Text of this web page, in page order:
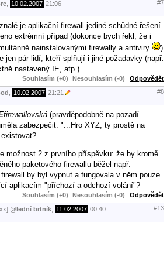
10.02.2007 21:06 #7
je aplikační firewall jediné schůdné řešení.
extrémní případ (dokonce bych řekl, že i
nainstalovanými firewally a antiviry
)
jen pár lidí, kteří splňují i jiné požadavky (např.
nastavený IE, atp.)
Souhlasím (+0) Nesouhlasím (-0) Odpovědět
10.02.2007 21:21 #8
firewallovská (pravděpodobně na pozadí
zabezpečit: "...Hro XYZ, ty prostě na
možnost 2 z prvního příspěvku: že by kromě
paketového firewallu běžel např.
by byl vypnut a fungovala v něm pouze
aplikacím "příchozí a odchozí volání"?
Souhlasím (+0) Nesouhlasím (-0) Odpovědět
@lední brtník 11.02.2007 00:40 #13